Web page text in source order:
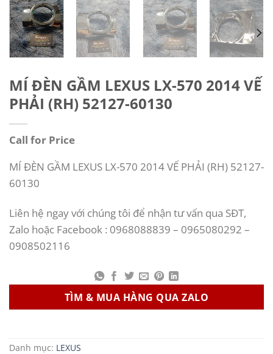
MÍ ĐÈN GẦM LEXUS LX-570 2014 VẾ
PHẢI (RH) 52127-60130
Call for Price
MÍ ĐÈN GẦM LEXUS LX-570 2014 VẾ PHẢI (RH) 52127-
60130
Liên hệ ngay với chúng tôi để nhận tư vấn qua SĐT,
Zalo hoặc Facebook : 0968088839 – 0965080292 –
0908502116
TÌM & MUA HÀNG QUA ZALO
Danh mục: LEXUS